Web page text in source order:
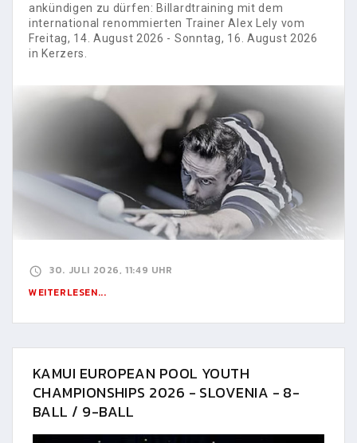
ankündigen zu dürfen: Billardtraining mit dem
international renommierten Trainer Alex Lely vom
Freitag, 14. August 2026 - Sonntag, 16. August 2026
in Kerzers.
30. JULI 2026, 11:49 UHR
WEITERLESEN...
KAMUI EUROPEAN POOL YOUTH
CHAMPIONSHIPS 2026 - SLOVENIA - 8-
BALL / 9-BALL